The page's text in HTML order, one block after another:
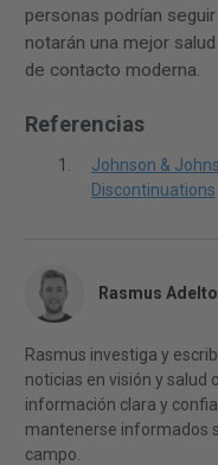
personas podrían
notarán una mejor
de contacto moderna.
Referencias
Johnson &
Discontinuations
Rasmus
Rasmus investiga y
noticias en visión y salud
información clara y
mantenerse informados
campo.